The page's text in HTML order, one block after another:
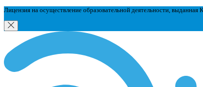
Лицензия на осуществление образовательной деятельности,